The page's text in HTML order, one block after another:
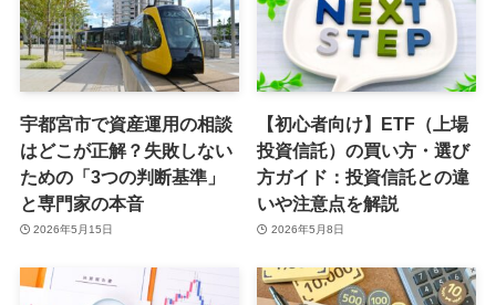
宇都宮市で資産運用の相談
はどこが正解？失敗しない
ための「3つの判断基準」
と専門家の本音
2026年5月15日
【初心者向け】ETF（上場
投資信託）の買い方・選び
方ガイド：投資信託との違
いや注意点を解説
2026年5月8日